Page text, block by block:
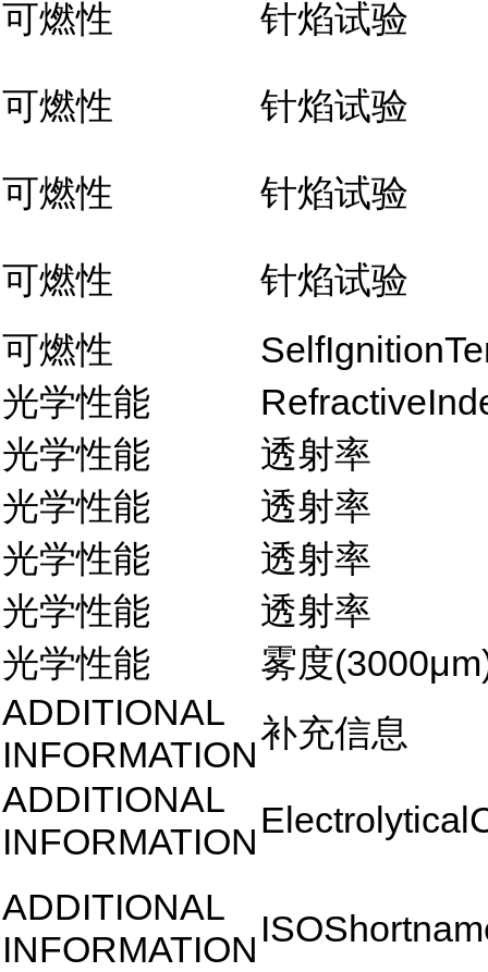
可燃性 针焰试验
可燃性 针焰试验
可燃性 针焰试验
可燃性
针焰试验
可燃性
光学性能
光学性能
透射率
光学性能
透射率
光学性能
透射率
光学性能
透射率
光学性能
雾度
ADDITIONAL
INFORMATION
补充信息
ADDITIONAL
INFORMATION
ADDITIONAL
INFORMATION